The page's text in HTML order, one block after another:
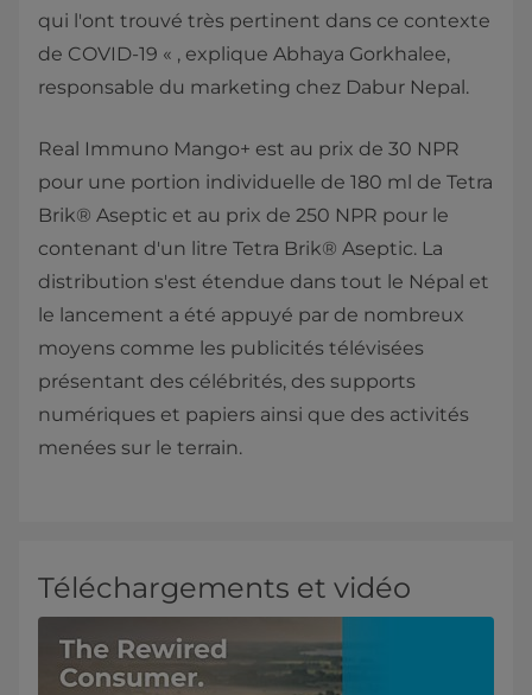
qui l'ont trouvé très pertinent dans ce contexte
de COVID-19 « , explique Abhaya Gorkhalee,
responsable du marketing chez Dabur Nepal.
Real Immuno Mango+ est au prix de 30 NPR
pour une portion individuelle de 180 ml de Tetra
Brik® Aseptic et au prix de 250 NPR pour le
contenant d'un litre Tetra Brik® Aseptic. La
distribution s'est étendue dans tout le Népal et
le lancement a été appuyé par de nombreux
moyens comme les publicités télévisées
présentant des célébrités, des supports
numériques et papiers ainsi que des activités
menées sur le terrain.
Téléchargements et vidéo